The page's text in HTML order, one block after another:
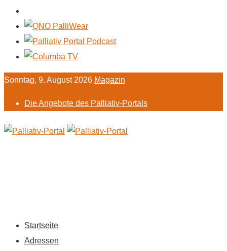
Sonntag, 9. August 2026 Magazin
Die Angebote des Palliativ-Portals
Startseite
Adressen